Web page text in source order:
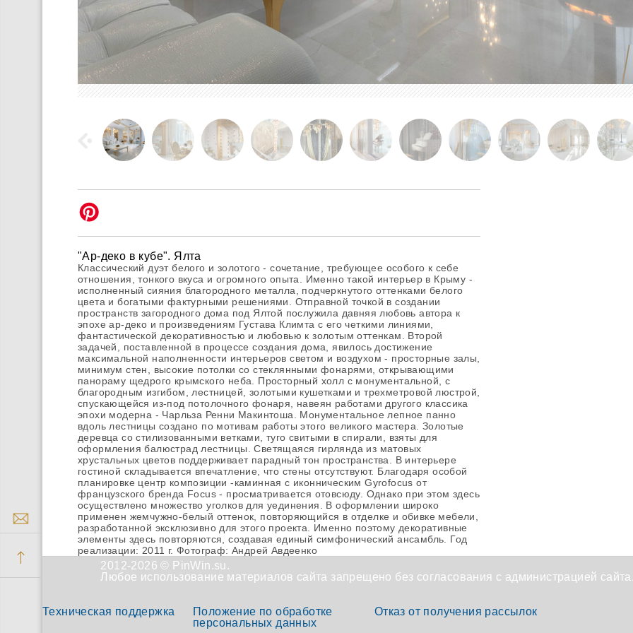
"Ар-деко в кубе". Ялта
Классический дуэт белого и золотого - сочетание, требующее особого к себе
отношения, тонкого вкуса и огромного опыта. Именно такой интерьер в Крыму -
исполненный сияния благородного металла, подчеркнутого оттенками белого
цвета и богатыми фактурными решениями. Отправной точкой в создании
пространств загородного дома под Ялтой послужила давняя любовь автора к
эпохе ар-деко и произведениям Густава Климта с его четкими линиями,
фантастической декоративностью и любовью к золотым оттенкам. Второй
задачей, поставленной в процессе создания дома, явилось достижение
максимальной наполненности интерьеров светом и воздухом - просторные залы,
минимум стен, высокие потолки со стеклянными фонарями, открывающими
панораму щедрого крымского неба. Просторный холл с монументальной, с
благородным изгибом, лестницей, золотыми кушетками и трехметровой люстрой,
спускающейся из-под потолочного фонаря, навеян работами другого классика
эпохи модерна - Чарльза Ренни Макинтоша. Монументальное лепное панно
вдоль лестницы создано по мотивам работы этого великого мастера. Золотые
деревца со стилизованными ветками, туго свитыми в спирали, взяты для
оформления балюстрад лестницы. Светящаяся гирлянда из матовых
хрустальных цветов поддерживает парадный тон пространства. В интерьере
гостиной складывается впечатление, что стены отсутствуют. Благодаря особой
планировке центр композиции -каминная с иконническим Gyrofocus от
французского бренда Focus - просматривается отовсюду. Однако при этом здесь
осуществлено множество уголков для уединения. В оформлении широко
применен жемчужно-белый оттенок, повторяющийся в отделке и обивке мебели,
разработанной эксклюзивно для этого проекта. Именно поэтому декоративные
элементы здесь повторяются, создавая единый симфонический ансамбль. Год
реализации: 2011 г. Фотограф: Андрей Авдеенко
2012-2026 © PinWin.su.
Любое использование материалов сайта запрещено без согласования с администрацией
Техническая поддержка
Положение по обработке
персональных данных
Отказ от получения рассылок